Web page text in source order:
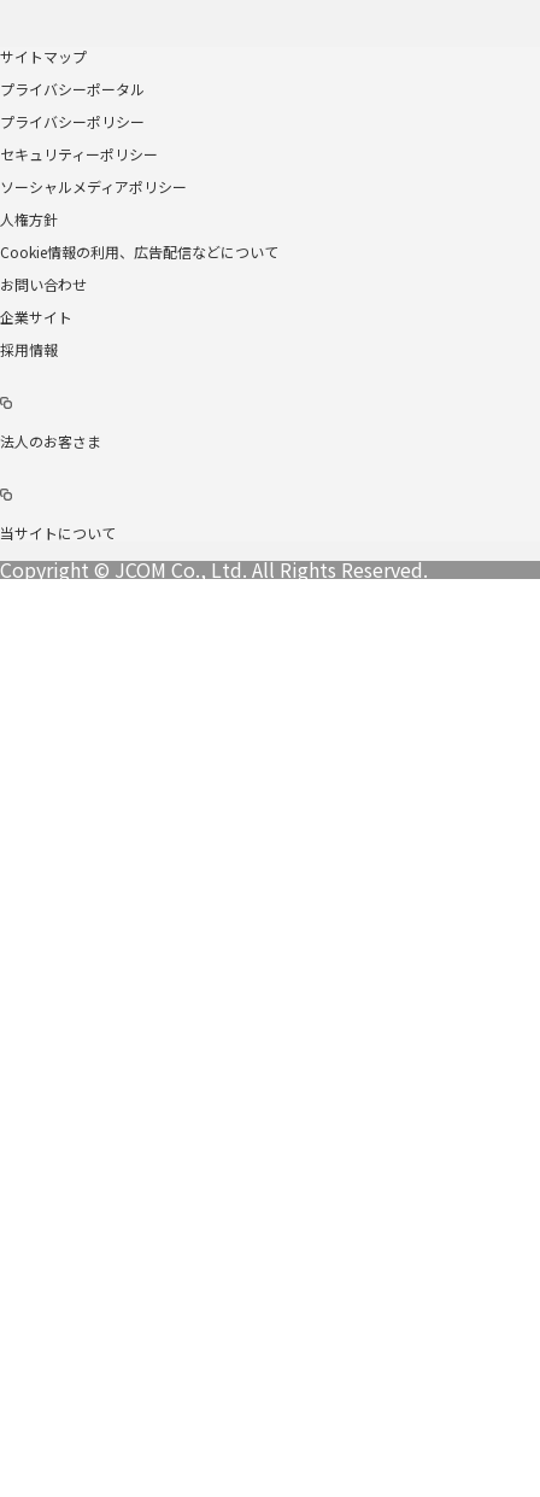
サイトマップ
プライバシーポータル
プライバシーポリシー
セキュリティーポリシー
ソーシャルメディアポリシー
人権方針
Cookie情報の利用、広告配信などについて
お問い合わせ
企業サイト
採用情報
法人のお客さま
当サイトについて
Copyright © JCOM Co., Ltd. All Rights Reserved.